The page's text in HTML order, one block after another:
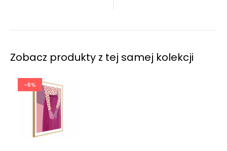
Zobacz produkty z tej samej kolekcji
-6%